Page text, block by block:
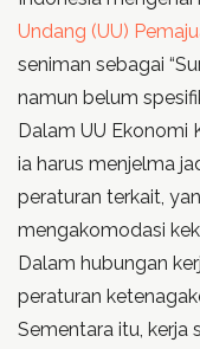
Undang (UU)
seniman sebagai
namun belum
Dalam UU Ekonomi
ia harus menjelma
peraturan terkait,
mengakomodasi
Dalam hubungan
peraturan
Sementara itu, kerja